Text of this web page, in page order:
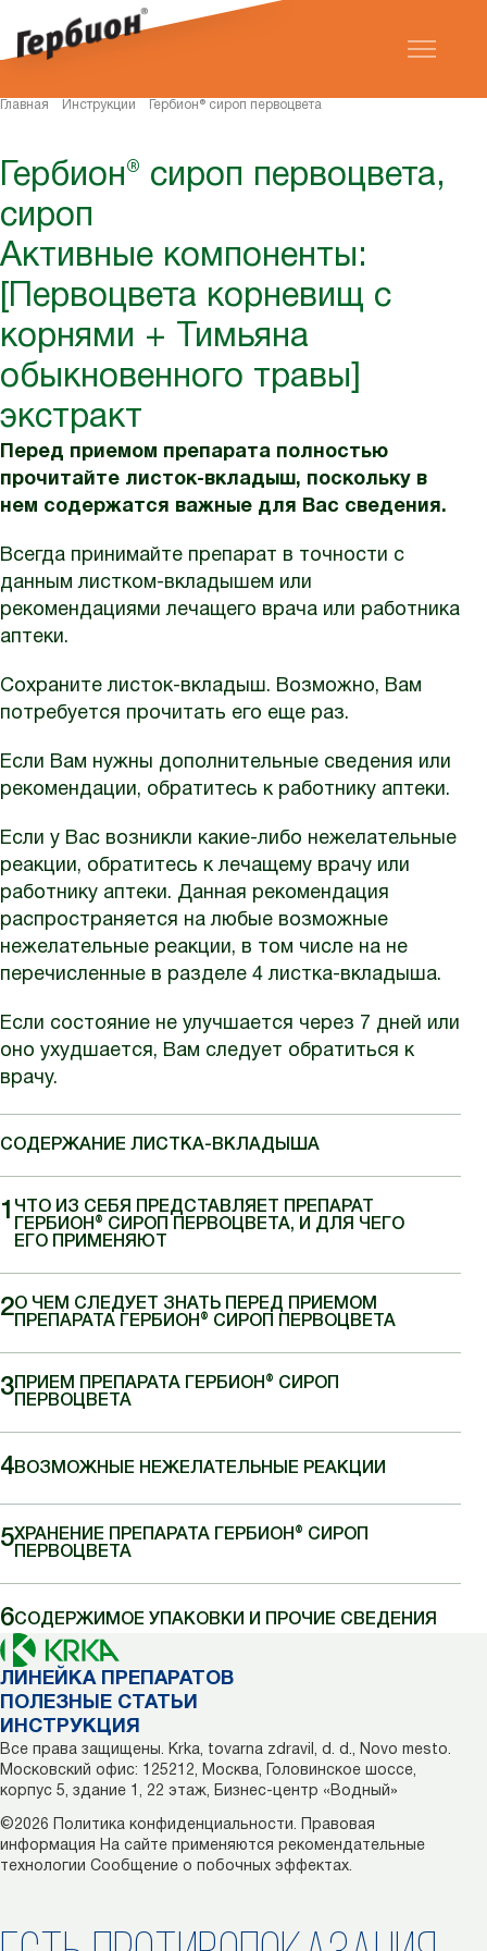
Главная Инструкции Гербион® сироп первоцвета
Гербион® сироп первоцвета,
сироп
Активные компоненты:
[Первоцвета корневищ с
корнями + Тимьяна
обыкновенного травы]
экстракт
Перед приемом препарата полностью
прочитайте листок-вкладыш, поскольку в
нем содержатся важные для Вас сведения.
Всегда принимайте препарат в точности с
данным листком-вкладышем или
рекомендациями лечащего врача или работника
аптеки.
Сохраните листок-вкладыш. Возможно, Вам
потребуется прочитать его еще раз.
Если Вам нужны дополнительные сведения или
рекомендации, обратитесь к работнику аптеки.
Если у Вас возникли какие-либо нежелательные
реакции, обратитесь к лечащему врачу или
работнику аптеки. Данная рекомендация
распространяется на любые возможные
нежелательные реакции, в том числе на не
перечисленные в разделе 4 листка-вкладыша.
Если состояние не улучшается через 7 дней или
оно ухудшается, Вам следует обратиться к
врачу.
СОДЕРЖАНИЕ ЛИСТКА-ВКЛАДЫША
ЧТО ИЗ СЕБЯ ПРЕДСТАВЛЯЕТ ПРЕПАРАТ
ГЕРБИОН® СИРОП ПЕРВОЦВЕТА, И ДЛЯ ЧЕГО
ЕГО ПРИМЕНЯЮТ
О ЧЕМ СЛЕДУЕТ ЗНАТЬ ПЕРЕД ПРИЕМОМ
ПРЕПАРАТА ГЕРБИОН® СИРОП ПЕРВОЦВЕТА
ПРИЕМ ПРЕПАРАТА ГЕРБИОН® СИРОП
ПЕРВОЦВЕТА
ВОЗМОЖНЫЕ НЕЖЕЛАТЕЛЬНЫЕ РЕАКЦИИ
ХРАНЕНИЕ ПРЕПАРАТА ГЕРБИОН® СИРОП
ПЕРВОЦВЕТА
СОДЕРЖИМОЕ УПАКОВКИ И ПРОЧИЕ СВЕДЕНИЯ
ЛИНЕЙКА ПРЕПАРАТОВ
ПОЛЕЗНЫЕ СТАТЬИ
ИНСТРУКЦИЯ
Все права защищены. Krka, tovarna zdravil, d. d., Novo mesto.
Московский офис: 125212, Москва, Головинское шоссе,
корпус 5, здание 1, 22 этаж, Бизнес-центр «Водный»
©2026 Политика конфиденциальности.
Правовая
информация На сайте применяются рекомендательные
технологии Сообщение о побочных эффектах.